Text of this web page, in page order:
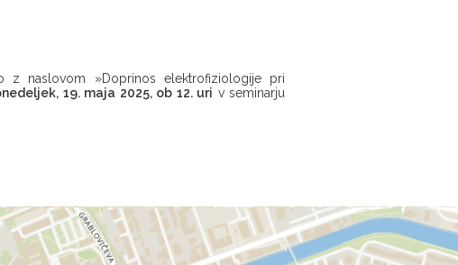
z naslovom »Doprinos elektrofiziologije pri
19. maja 2025, ob 12. uri v seminarju